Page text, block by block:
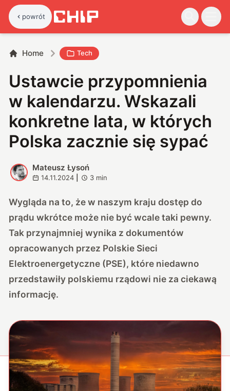
powrót
Home Tech
Ustawcie przypomnienia
w kalendarzu. Wskazali
konkretne lata, w których
Polska zacznie się sypać
M
Mateusz Łysoń
14.11.2024 3 min
Wygląda na to, że w naszym kraju dostęp do
prądu wkrótce może nie być wcale taki pewny.
Tak przynajmniej wynika z dokumentów
opracowanych przez Polskie Sieci
Elektroenergetyczne (PSE), które niedawno
przedstawiły polskiemu rządowi nie za ciekawą
informację.